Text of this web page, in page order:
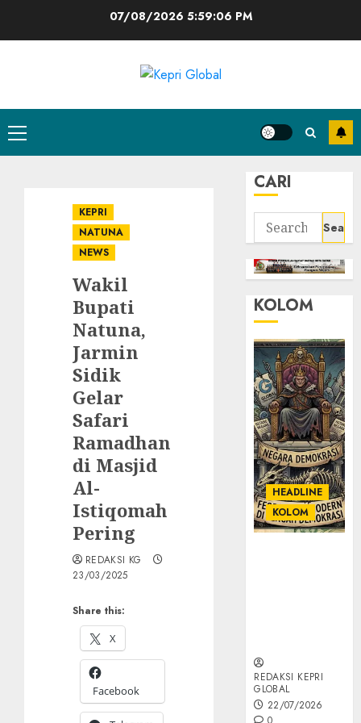
07/08/2026 5:59:06 PM
Primary
Menu
KEPRI
NATUNA
NEWS
Wakil
Bupati
Natuna,
Jarmin
Sidik
Gelar
Safari
Ramadhan
di Masjid
Al-
Istiqomah
Pering
Share this:
X
Facebook
REDAKSI KG
23/03/2025
CARI
Search
for:
KOLOM
HEADLINE
KOLOM
REDAKSI KEPRI
GLOBAL
22/07/2026